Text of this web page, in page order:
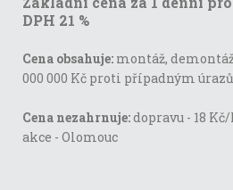
DPH 21 %
Cena obsahuje: montáž,
000 000 Kč proti případným
Cena nezahrnuje:dopravu - 18
akce - Olomouc